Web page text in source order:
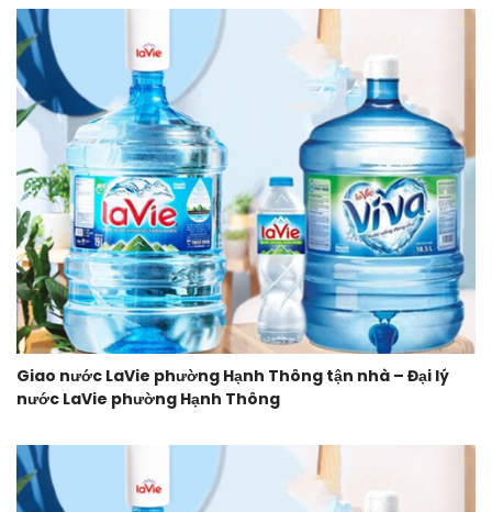
Giao nước LaVie phường Hạnh Thông tận nhà – Đại lý
nước LaVie phường Hạnh Thông